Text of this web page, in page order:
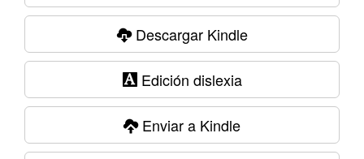
Descargar Kindle
Edición dislexia
Enviar a Kindle